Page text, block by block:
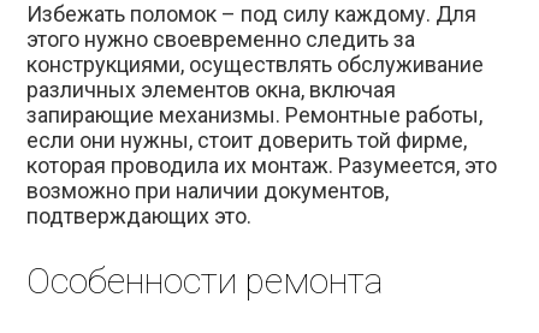
Избежать поломок – под силу каждому. Для
этого нужно своевременно следить за
конструкциями, осуществлять обслуживание
различных элементов окна, включая
запирающие механизмы. Ремонтные работы,
если они нужны, стоит доверить той фирме,
которая проводила их монтаж. Разумеется, это
возможно при наличии документов,
подтверждающих это.
Особенности ремонта